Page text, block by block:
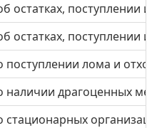
остатках, поступлении
остатках, поступлении
поступлении лома и
наличии драгоценных
стационарных